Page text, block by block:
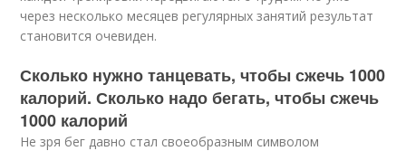
через несколько месяцев регулярных занятий результат
становится очевиден.
Сколько нужно танцевать, чтобы сжечь 1000
калорий. Сколько надо бегать, чтобы сжечь
1000 калорий
Не зря бег давно стал своеобразным символом